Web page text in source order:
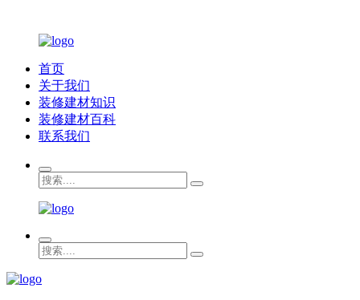
首页
关于我们
装修建材知识
装修建材百科
联系我们